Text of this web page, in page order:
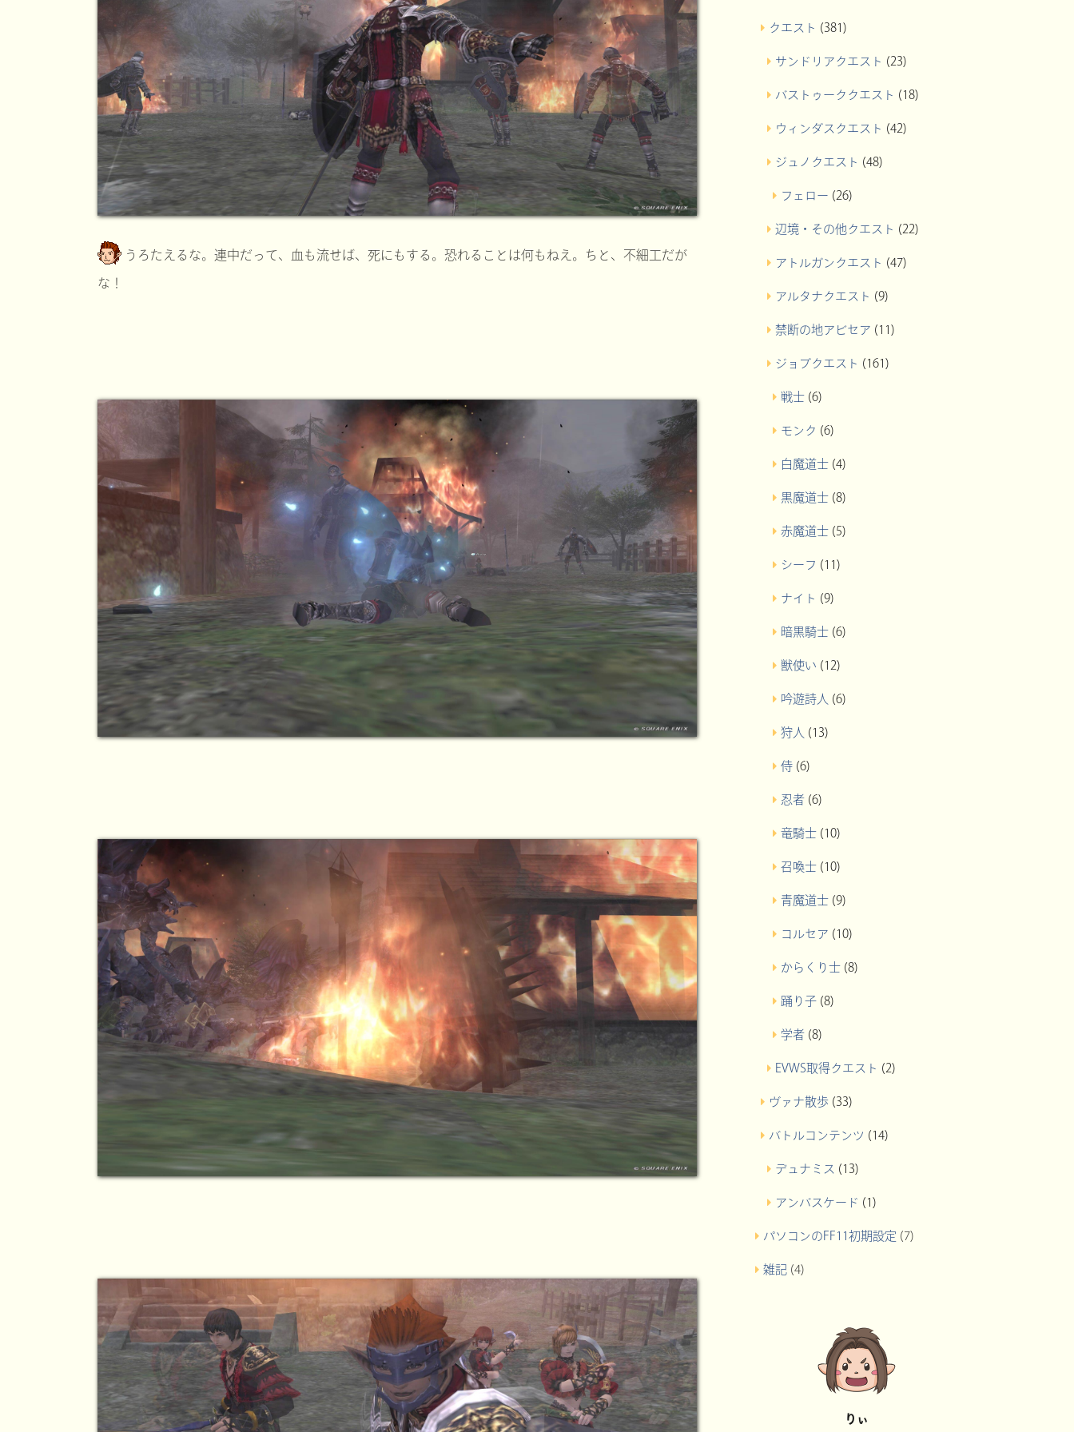
うろたえるな。連中だって、血も流せば、死にもする。恐れることは何もねえ。ちと、不細工だが
な！
クエスト (381)
サンドリアクエスト (23)
バストゥーククエスト (18)
ウィンダスクエスト (42)
ジュノクエスト (48)
フェロー (26)
辺境・その他クエスト (22)
アトルガンクエスト (47)
アルタナクエスト (9)
禁断の地アビセア (11)
ジョブクエスト (161)
戦士 (6)
モンク (6)
白魔道士 (4)
黒魔道士 (8)
赤魔道士 (5)
シーフ (11)
ナイト (9)
暗黒騎士 (6)
獣使い (12)
吟遊詩人 (6)
狩人 (13)
侍 (6)
忍者 (6)
竜騎士 (10)
召喚士 (10)
青魔道士 (9)
コルセア (10)
からくり士 (8)
踊り子 (8)
学者 (8)
EVWS取得クエスト (2)
ヴァナ散歩 (33)
バトルコンテンツ (14)
デュナミス (13)
アンバスケード (1)
パソコンのFF11初期設定 (7)
雑記(4)
りぃ